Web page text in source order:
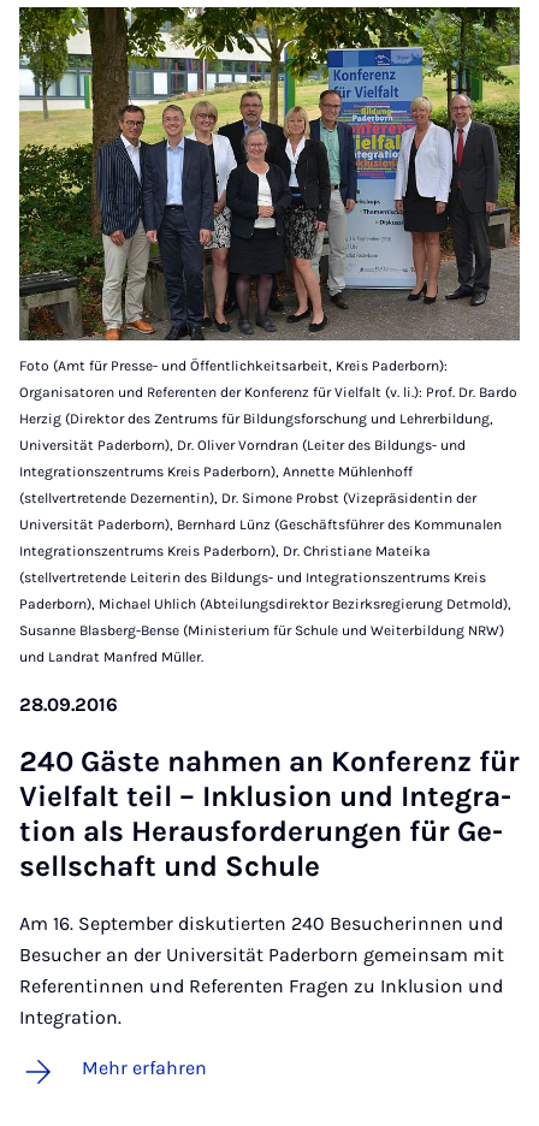
Foto (Amt für Presse- und Öffentlichkeitsarbeit, Kreis Paderborn):
Organisatoren und Referenten der Konferenz für Vielfalt (v. li.): Prof. Dr. Bardo
Herzig (Direktor des Zentrums für Bildungsforschung und Lehrerbildung,
Universität Paderborn), Dr. Oliver Vorndran (Leiter des Bildungs- und
Integrationszentrums Kreis Paderborn), Annette Mühlenhoff
(stellvertretende Dezernentin), Dr. Simone Probst (Vizepräsidentin der
Universität Paderborn), Bernhard Lünz (Geschäftsführer des Kommunalen
Integrationszentrums Kreis Paderborn), Dr. Christiane Mateika
(stellvertretende Leiterin des Bildungs- und Integrationszentrums Kreis
Paderborn), Michael Uhlich (Abteilungsdirektor Bezirksregierung Detmold),
Susanne Blasberg-Bense (Ministerium für Schule und Weiterbildung NRW)
und Landrat Manfred Müller.
28.09.2016
240 Gäs­te nah­men an Kon­fe­renz für
Viel­falt teil – In­klu­si­on und In­te­gra­
ti­on als Her­aus­for­de­run­gen für Ge­
sell­schaft und Schu­le
Am 16. September diskutierten 240 Besucherinnen und
Besucher an der Universität Paderborn gemeinsam mit
Referentinnen und Referenten Fragen zu Inklusion und
Integration.
Mehr erfahren